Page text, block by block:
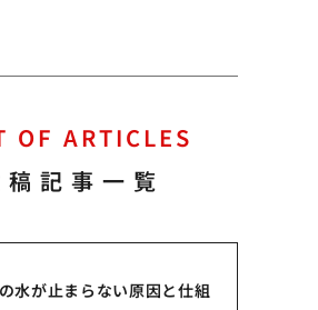
OF ARTICLES
稿記事一覧
水が止まらない原因と仕組